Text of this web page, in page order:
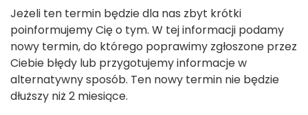
Jeżeli ten termin będzie dla nas zbyt krótki
poinformujemy Cię o tym. W tej informacji podamy
nowy termin, do którego poprawimy zgłoszone przez
Ciebie błędy lub przygotujemy informacje w
alternatywny sposób. Ten nowy termin nie będzie
dłuższy niż 2 miesiące.